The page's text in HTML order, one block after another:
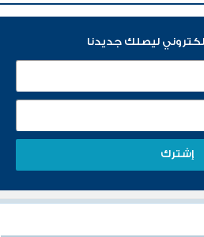
ليصلك جديدنا